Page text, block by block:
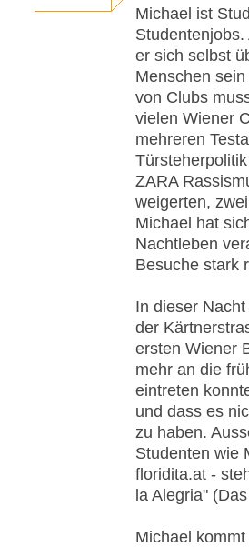
Michael ist
er sich selbst
Menschen
von Clubs
vielen Wiener
mehreren
ZARA
weigerten,
Michael hat
Nachtleben
Besuche stark
In dieser
der
ersten Wiener
mehr an die
eintreten
und dass es
zu haben.
Studenten wie
floridita.at -
la Alegria"
Michael